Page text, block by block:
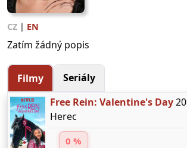
CZ | EN
Zatím žádný popis
Filmy
Seriály
Free Rein: Valentine's Day
Herec
0 %